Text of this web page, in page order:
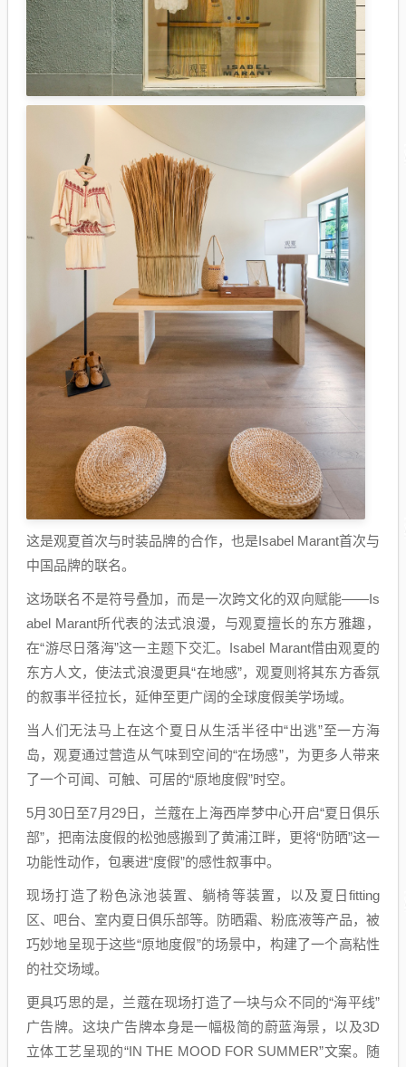
这是观夏首次与时装品牌的合作，也是Isabel Marant首次与
中国品牌的联名。
这场联名不是符号叠加，而是一次跨文化的双向赋能——Is
abel Marant所代表的法式浪漫，与观夏擅长的东方雅趣，
在“游尽日落海”这一主题下交汇。Isabel Marant借由观夏的
东方人文，使法式浪漫更具“在地感”，观夏则将其东方香氛
的叙事半径拉长，延伸至更广阔的全球度假美学场域。
当人们无法马上在这个夏日从生活半径中“出逃”至一方海
岛，观夏通过营造从气味到空间的“在场感”，为更多人带来
了一个可闻、可触、可居的“原地度假”时空。
5月30日至7月29日，兰蔻在上海西岸梦中心开启“夏日俱乐
部”，把南法度假的松弛感搬到了黄浦江畔，更将“防晒”这一
功能性动作，包裹进“度假”的感性叙事中。
现场打造了粉色泳池装置、躺椅等装置，以及夏日fitting
区、吧台、室内夏日俱乐部等。防晒霜、粉底液等产品，被
巧妙地呈现于这些“原地度假”的场景中，构建了一个高粘性
的社交场域。
更具巧思的是，兰蔻在现场打造了一块与众不同的“海平线”
广告牌。这块广告牌本身是一幅极简的蔚蓝海景，以及3D
立体工艺呈现的“IN THE MOOD FOR SUMMER”文案。随